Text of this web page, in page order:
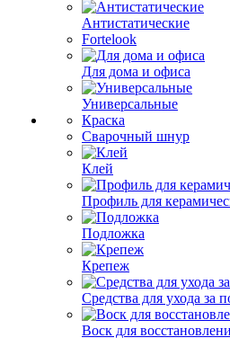
Антистатические
Fortelook
Для дома и офиса
Универсальные
Краска
Сварочный шнур
Клей
Профиль для
Подложка
Крепеж
Средства для ухода за
Воск для